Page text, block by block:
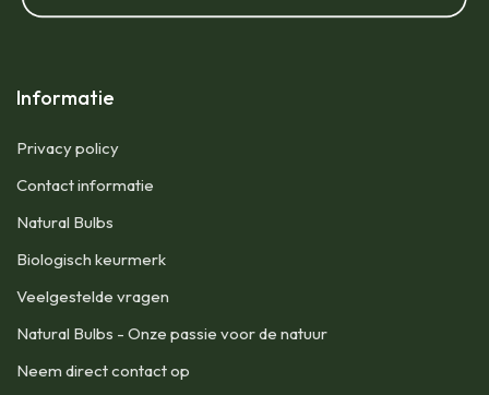
Informatie
Privacy policy
Contact informatie
Natural Bulbs
Biologisch keurmerk
Veelgestelde vragen
Natural Bulbs - Onze passie voor de natuur
Neem direct contact op